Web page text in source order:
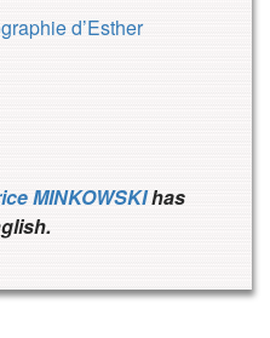
d’Esther
MINKOWSKIhas